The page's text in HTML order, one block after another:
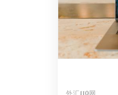
外汇110网